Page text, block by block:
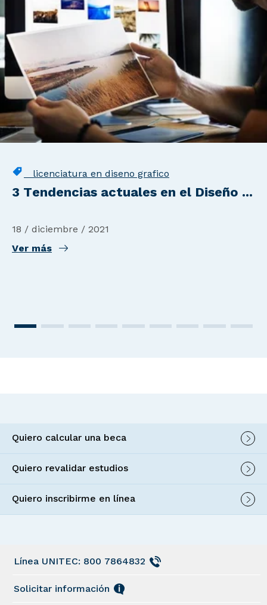
licenciatura en diseno grafico
3 Tendencias actuales en el Diseño ...
18 / diciembre / 2021
Ver más
Quiero calcular una beca
Quiero revalidar estudios
Quiero inscribirme en línea
Línea UNITEC: 800 7864832
Solicitar información